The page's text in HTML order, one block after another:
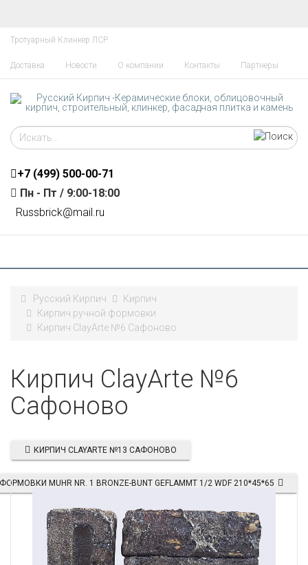
Тротуарный Клинкер ЛСР
Доставка Новости О компании Контакты Партнеры
+7 (499) 500-00-71
Пн - Пт / 9:00-18:00
Russbrick@mail.ru
Русский Кирпич
Кирпич
Кирпич ручной формовки
Кирпич ClayArte №6 Сафоново
Кирпич ClayArte №6
Сафоново
КИРПИЧ CLAYARTE №13 САФОНОВО
MUHR NR. 1 BRONZE-BUNT GEFLAMMT 1/2 WDF 210*45*65